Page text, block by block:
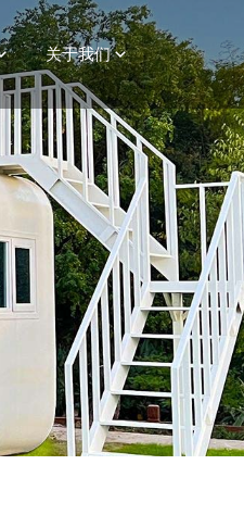
关于我们